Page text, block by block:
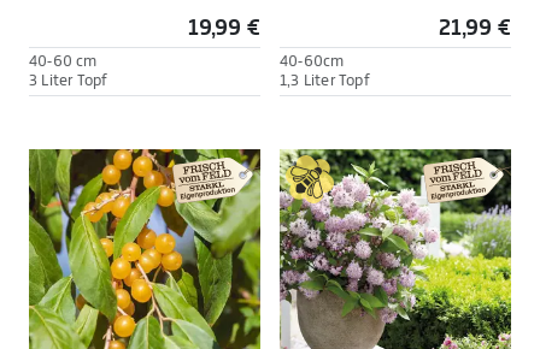
19,99 €
40-60 cm
3 Liter Topf
21,99 €
40-60cm
1,3 Liter Topf